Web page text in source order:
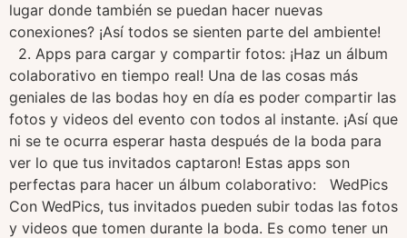
lugar donde también se puedan hacer nuevas
conexiones? ¡Así todos se sienten parte del ambiente!
2. Apps para cargar y compartir fotos: ¡Haz un álbum
colaborativo en tiempo real! Una de las cosas más
geniales de las bodas hoy en día es poder compartir las
fotos y videos del evento con todos al instante. ¡Así que
ni se te ocurra esperar hasta después de la boda para
ver lo que tus invitados captaron! Estas apps son
perfectas para hacer un álbum colaborativo: WedPics
Con WedPics, tus invitados pueden subir todas las fotos
y videos que tomen durante la boda. Es como tener un